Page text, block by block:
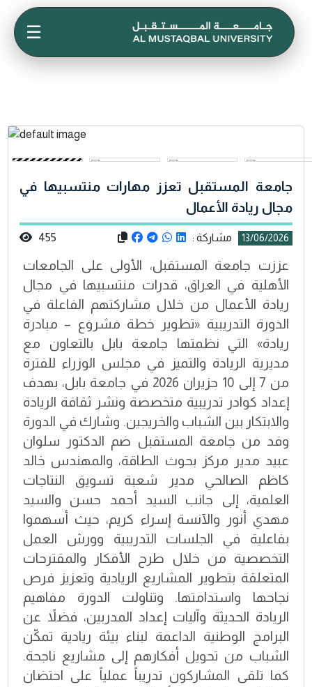
☰
جامعة المستقبل تعزز مهارات منتسبيها في
مجال ريادة الأعمال
13/06/2026 مشاركة : 455
عززت جامعة المستقبل، الأولى على الجامعات
الأهلية في العراق، قدرات منتسبيها في مجال
ريادة الأعمال من خلال مشاركتهم الفاعلة في
الدورة التدريبية «تطوير خطة مشروع – مبادرة
ريادة» التي نظمتها جامعة بابل بالتعاون مع
مديرية الريادة والتميز في مجلس الوزراء للفترة
من 7 إلى 10 حزيران 2026 في جامعة بابل، بهدف
إعداد كوادر تدريبية متخصصة ونشر ثقافة الريادة
والابتكار بين الشباب والخريجين. وشارك في الدورة
وفد من جامعة المستقبل ضم الدكتور سلوان
عبيد مدير مركز بحوث الطاقة، والمهندس خالد
كاظم الصالحي مدير شعبة تسويق النتاجات
العلمية، إلى جانب السيد أحمد حسن والسيد
مهدي أنور والآنسة إسراء كريم، حيث أسهموا
بفاعلية في الجلسات التدريبية وورش العمل
التخصصية من خلال طرح الأفكار والمقترحات
المتعلقة بتطوير المشاريع الريادية وتعزيز فرص
نجاحها واستدامتها. وتناولت الدورة مفاهيم
الريادة الحديثة وآليات إعداد المدربين، فضلاً عن
البرامج الوطنية الداعمة لبناء بيئة ريادية تمكّن
الشباب من تحويل أفكارهم إلى مشاريع ناجحة.
كما تلقى المشاركون تدريباً عملياً على احتضان